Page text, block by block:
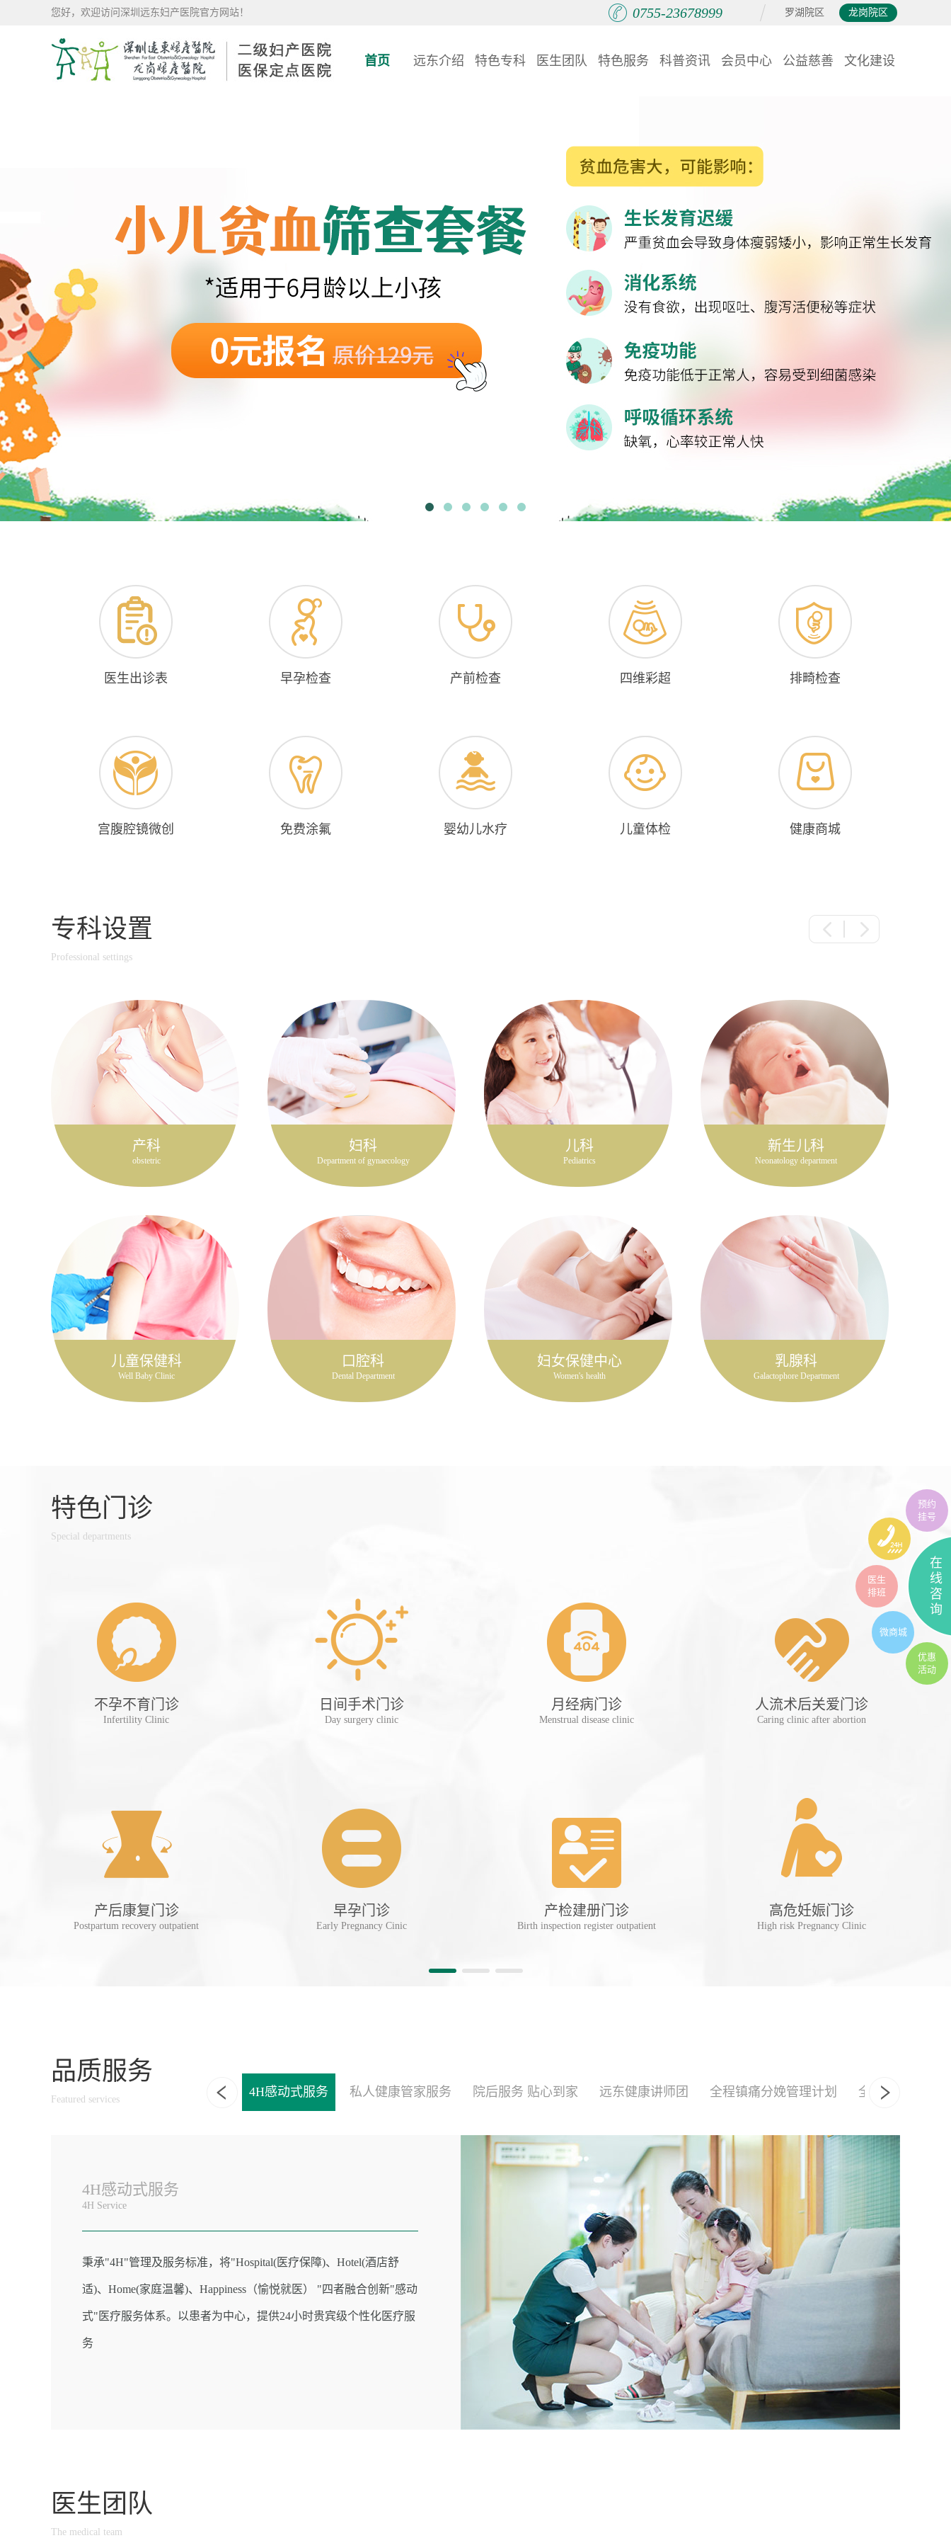
您好，欢迎访问深圳远东妇产医院官方网站！ 罗湖院区 龙岗院区
0755-23678999
首页 远东介绍 特色专科 医生团队 特色服务 科普资讯 会员中心 公益慈善 文化建设
医生出诊表 早孕检查 产前检查 四维彩超 排畸检查
宫腹腔镜微创 免费涂氟 婴幼儿水疗 儿童体检 健康商城
专科设置
Professional settings
产科
obstetric
妇科
Department of gynaecology
儿科
Pediatrics
新生儿科
Neonatology department
儿童保健科
Well Baby Clinic
口腔科
Dental Department
妇女保健中心
Women's health
乳腺科
Galactophore Department
特色门诊
Special departments
不孕不育门诊
Infertility Clinic
日间手术门诊
Day surgery clinic
月经病门诊
Menstrual disease clinic
人流术后关爱门诊
Caring clinic after abortion
产后康复门诊
Postpartum recovery outpatient
早孕门诊
Early Pregnancy Cinic
产检建册门诊
Birth inspection register outpatient
高危妊娠门诊
High risk Pregnancy Clinic
品质服务
Featured services
独立诊室 一站式家庭口腔健康管理 4H感动式服务 私人健康管家服务 院后服务 贴心到家 远东健康讲师团 全程镇痛分娩管理计划 全产程陪伴式分
4H感动式服务
4H Service
秉承"4H"管理及服务标准，将"Hospital(医疗保障)、Hotel(酒店舒
适)、Home(家庭温馨)、Happiness（愉悦就医） "四者融合创新"感动
式"医疗服务体系。以患者为中心，提供24小时贵宾级个性化医疗服
务
医生团队
The medical team
在
线
咨
询
预约
挂号
医生
排班
微商城
优惠
活动